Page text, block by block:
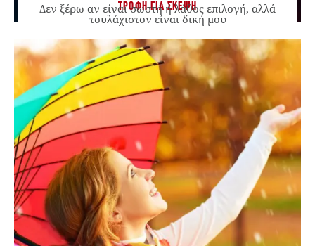
ΤΡΟΦΗ ΓΙΑ ΣΚΕΨΗ
Δεν ξέρω αν είναι σωστή ή λάθος επιλογή, αλλά
τουλάχιστον είναι δική μου